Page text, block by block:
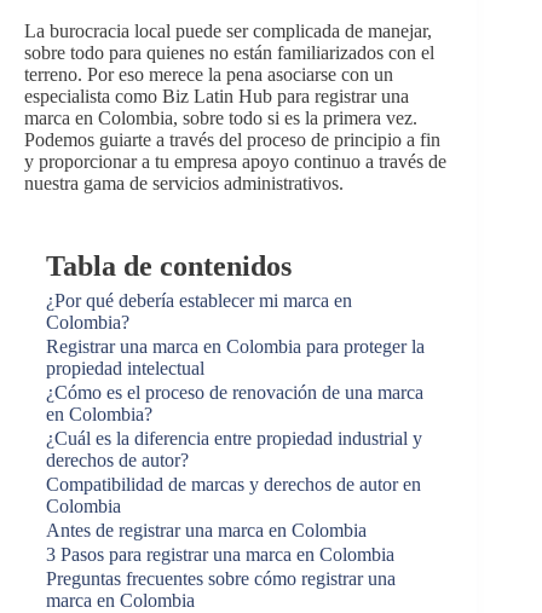
La burocracia local puede ser complicada de manejar,
sobre todo para quienes no están familiarizados con el
terreno. Por eso merece la pena asociarse con un
especialista como Biz Latin Hub para registrar una
marca en Colombia, sobre todo si es la primera vez.
Podemos guiarte a través del proceso de principio a fin
y proporcionar a tu empresa apoyo continuo a través de
nuestra gama de servicios administrativos.
Tabla de contenidos
¿Por qué debería establecer mi marca en
Colombia?
Registrar una marca en Colombia para proteger la
propiedad intelectual
¿Cómo es el proceso de renovación de una marca
en Colombia?
¿Cuál es la diferencia entre propiedad industrial y
derechos de autor?
Compatibilidad de marcas y derechos de autor en
Colombia
Antes de registrar una marca en Colombia
3 Pasos para registrar una marca en Colombia
Preguntas frecuentes sobre cómo registrar una
marca en Colombia